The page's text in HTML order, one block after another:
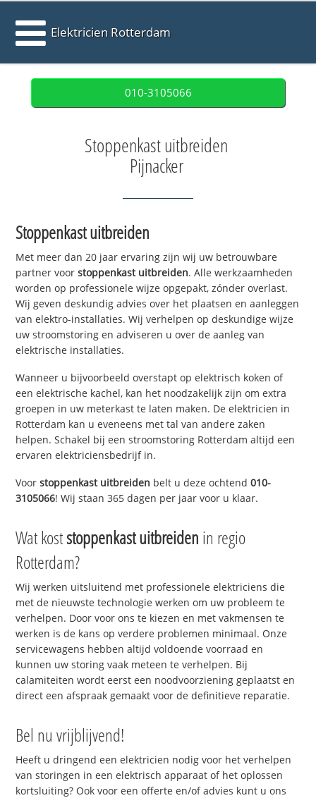
Elektricien Rotterdam
010-3105066
Stoppenkast uitbreiden
Pijnacker
Stoppenkast uitbreiden
Met meer dan 20 jaar ervaring zijn wij uw betrouwbare
partner voorstoppenkast uitbreiden. Alle werkzaamheden
worden op professionele wijze opgepakt, zónder overlast.
Wij geven deskundig advies over het plaatsen en aanleggen
van elektro-installaties. Wij verhelpen op deskundige wijze
uw stroomstoring en adviseren u over de aanleg van
elektrische installaties.
Wanneer u bijvoorbeeld overstapt op elektrisch koken of
een elektrische kachel, kan het noodzakelijk zijn om extra
groepen in uw meterkast te laten maken. De elektricien in
Rotterdam kan u eveneens met tal van andere zaken
helpen. Schakel bij een stroomstoring Rotterdam altijd een
ervaren elektriciensbedrijf in.
Voorstoppenkast uitbreiden belt u deze ochtend010-
3105066! Wij staan 365 dagen per jaar voor u klaar.
Wat koststoppenkast uitbreiden in regio
Rotterdam?
Wij werken uitsluitend met professionele elektriciens die
met de nieuwste technologie werken om uw probleem te
verhelpen. Door voor ons te kiezen en met vakmensen te
werken is de kans op verdere problemen minimaal. Onze
servicewagens hebben altijd voldoende voorraad en
kunnen uw storing vaak meteen te verhelpen. Bij
calamiteiten wordt eerst een noodvoorziening geplaatst en
direct een afspraak gemaakt voor de definitieve reparatie.
Bel nu vrijblijvend!
Heeft u dringend een elektricien nodig voor het verhelpen
van storingen in een elektrisch apparaat of het oplossen
kortsluiting? Ook voor een offerte en/of advies kunt u ons